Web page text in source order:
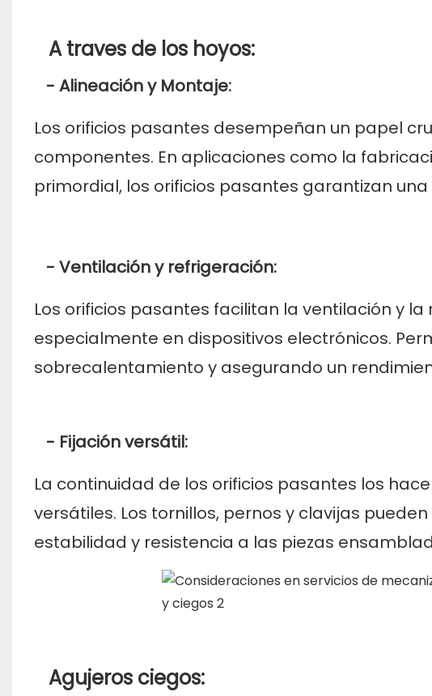
A traves de los hoyos:
- Alineación y Montaje:
Los orificios pasantes desempeñan un papel
componentes. En aplicaciones como la
primordial, los orificios pasantes garantizan
- Ventilación y refrigeración:
Los orificios pasantes facilitan la ventilación y
especialmente en dispositivos electrónicos.
sobrecalentamiento y asegurando un
- Fijación versátil:
La continuidad de los orificios pasantes los
versátiles. Los tornillos, pernos y clavijas
estabilidad y resistencia a las piezas
Agujeros ciegos: